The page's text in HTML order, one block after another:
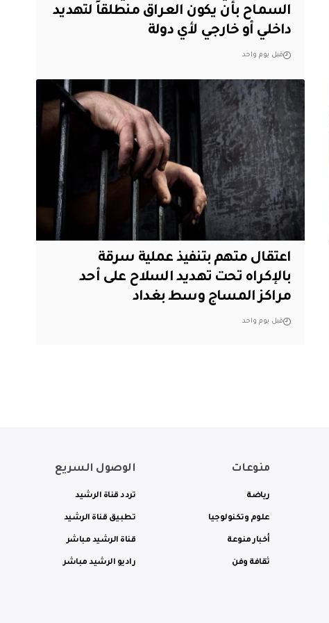
السماح بأن يكون العراق منطلقاً لتهديد
داخلي أو خارجي لأي دولة
قبل يوم واحد
اعتقال متهم بتنفيذ عملية سرقة
بالإكراه تحت تهديد السلاح على أحد
مراكز المساج وسط بغداد
قبل يوم واحد
منوعات
رياضة
علوم وتكنولوجيا
أخبار منوعة
ثقافة وفن
الوصول السريع
تردد قناة الرشيد
تطبيق قناة الرشيد
قناة الرشيد مباشر
راديو الرشيد مباشر